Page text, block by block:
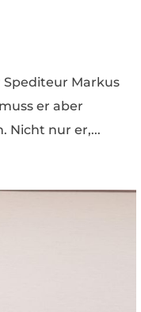
Spediteur Markus
er aber
Nicht nur er,...